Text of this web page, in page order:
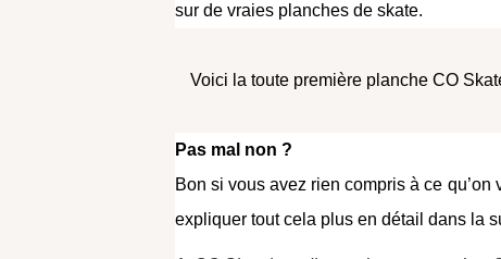
sur de vraies planches de skate.
Voici la toute première planche CO
Pas mal non ?
Bon si vous avez rien compris à ce
expliquer tout cela plus en détail dans la